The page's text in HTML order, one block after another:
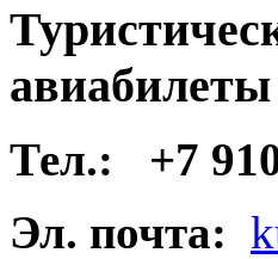
Тел.:
+7
Эл. почта: